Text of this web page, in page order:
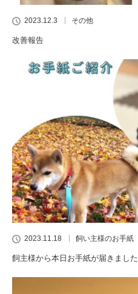
2023.12.3 その他
改善報告
2023.11.18 飼い主様のお手紙
飼主様から本日お手紙が届きました